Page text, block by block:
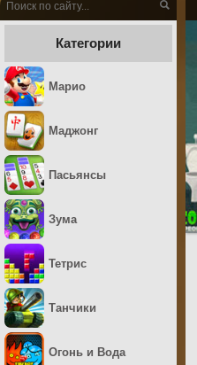
Категории
Марио
Маджонг
Пасьянсы
Зума
Тетрис
Танчики
Огонь и Вода